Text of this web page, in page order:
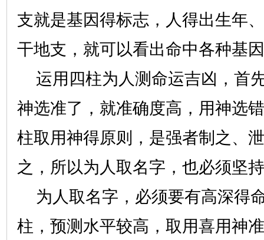
支就是基因得标志，人得出生年
干地支，就可以看出命中各种基
运用四柱为人测命运吉凶，首
神选准了，就准确度高，用神选
柱取用神得原则，是强者制之、
之，所以为人取名字，也必须坚
为人取名字，必须要有高深得
柱，预测水平较高，取用喜用神